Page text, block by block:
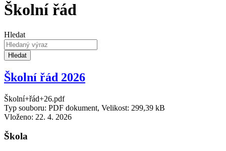
Školní řád
Hledat
Hledat
Školní řád 2026
Školní+řád+26.pdf
Typ souboru: PDF dokument, Velikost: 299,39 kB
Vloženo: 22. 4. 2026
Škola